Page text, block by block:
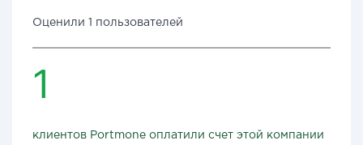
Оценили 1 пользователей
1
клиентов Portmone оплатили счет этой компании